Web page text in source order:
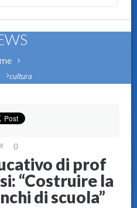
cultura
0
di prof
“Costruire la
di scuola”